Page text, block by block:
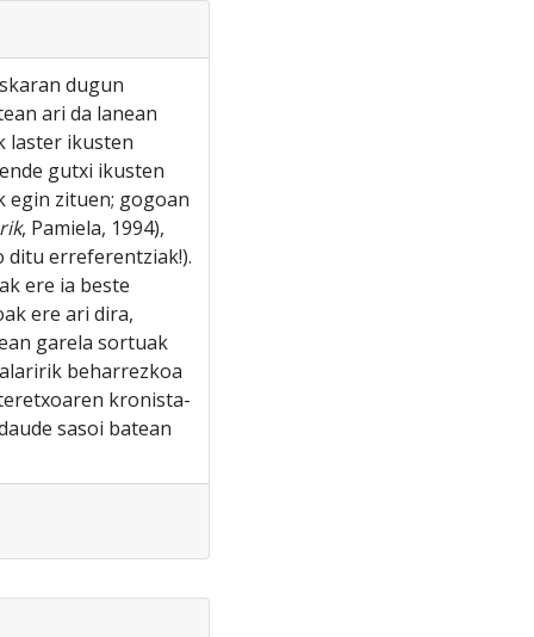
dugun
ari da lanean
laster ikusten
gutxi ikusten
egin zituen; gogoan
, Pamiela, 1994),
erreferentziak!).
ere ia beste
ere ari dira,
garela sortuak
beharrezkoa
kronista-
sasoi batean